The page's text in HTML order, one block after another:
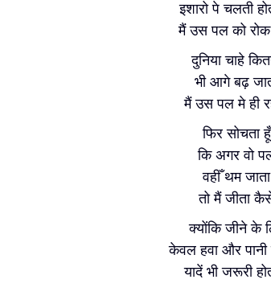
इशारो पे चलती
मैं उस पल को
दुनिया चाहे
भी आगे बढ़
मैं उस पल मे ही
फिर सोचता हूँ
कि अगर वो
वहीँ थम जाता
तो मैं जीता
क्योंकि जीने के
केवल हवा और पानी
यादें भी जरूरी